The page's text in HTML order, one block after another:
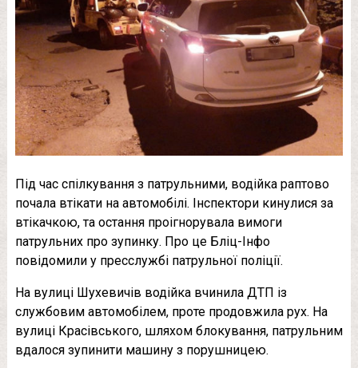
Під час спілкування з патрульними, водійка раптово
почала втікати на автомобілі. Інспектори кинулися за
втікачкою, та остання проігнорувала вимоги
патрульних про зупинку. Про це Бліц-Інфо
повідомили у пресслужбі патрульної поліції.
На вулиці Шухевичів водійка вчинила ДТП із
службовим автомобілем, проте продовжила рух. На
вулиці Красівського, шляхом блокування, патрульним
вдалося зупинити машину з порушницею.